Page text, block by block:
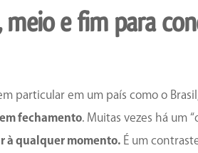
meio e fim para
particular em um país como o
fechamento. Muitas vezes há um
à qualquer momento. É um